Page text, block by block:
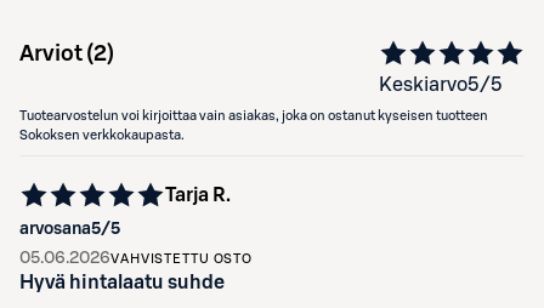
Arviot (2)
Keskiarvo5/5
Tuotearvostelun voi kirjoittaa vain asiakas, joka on ostanut kyseisen tuotteen
Sokoksen verkkokaupasta.
arvosana5/5
Tarja R.
05.06.2026VAHVISTETTU OSTO
Hyvä hintalaatu suhde